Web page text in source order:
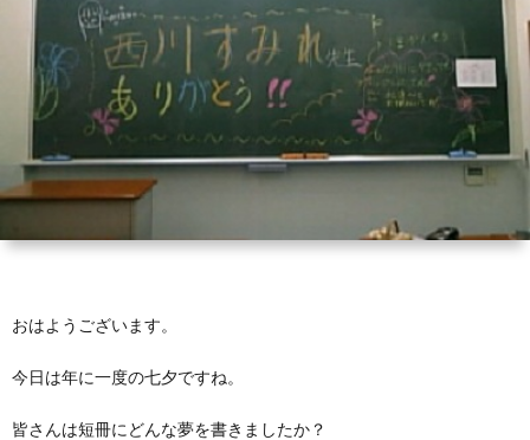
育
と
は？
おはようございます。
今日は年に一度の七夕ですね。
皆さんは短冊にどんな夢を書きましたか？